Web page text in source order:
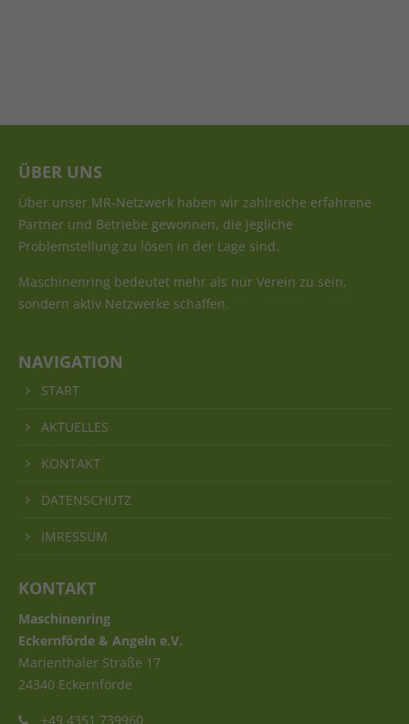
ÜBER UNS
Über unser MR-Netzwerk haben wir zahlreiche erfahrene
Partner und Betriebe gewonnen, die jegliche
Problemstellung zu lösen in der Lage sind.
Maschinenring bedeutet mehr als nur Verein zu sein,
sondern aktiv Netzwerke schaffen.
NAVIGATION
START
AKTUELLES
KONTAKT
DATENSCHUTZ
IMRESSUM
KONTAKT
Maschinenring
Eckernförde & Angeln e.V.
Marienthaler Straße 17
24340 Eckernförde
+49 4351 739960